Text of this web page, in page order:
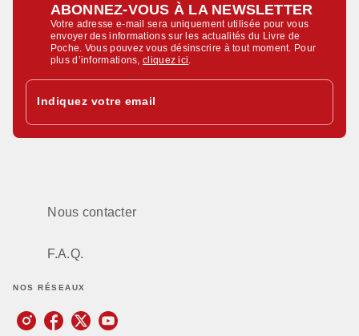
ABONNEZ-VOUS À LA NEWSLETTER
Votre adresse e-mail sera uniquement utilisée pour vous
envoyer des informations sur les actualités du Livre de
Poche. Vous pouvez vous désinscrire à tout moment. Pour
plus d’informations,cliquez ici
Indiquez votre email
Nous contacter
F.A.Q.
NOS RÉSEAUX